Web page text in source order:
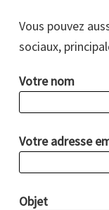
Vous pouvez
sociaux,
Votre nom
Votre adresse
Objet